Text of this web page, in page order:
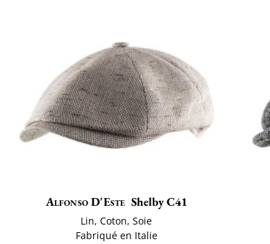
Alfonso D'Este Shelby C41
Lin, Coton, Soie
Fabriqué en Italie